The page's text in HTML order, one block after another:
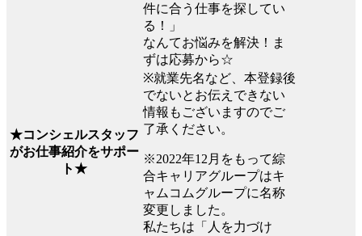
★コンシェルスタッフ
がお仕事紹介をサポー
ト★
件に合う仕事を探してい
る！」
なんてお悩みを解決！ま
ずは応募から☆
※就業先名など、本登録後
でないとお伝えできない
情報もございますのでご
了承ください。
※2022年12月をもって綜
合キャリアグループはキ
ャムコムグループに名称
変更しました。
私たちは「人を力づけ